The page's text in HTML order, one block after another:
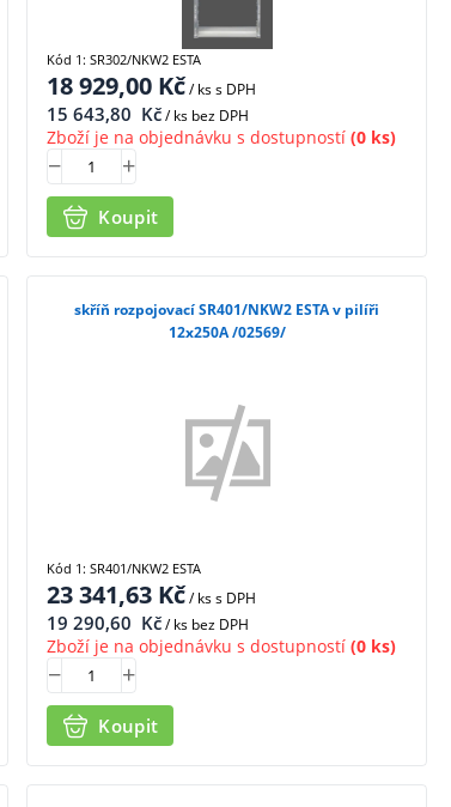
18 929,00 Kč/ kss DPH
15 643,80 Kč/ ks bez DPH
Zboží je na objednávku s dostupností (0 ks)
Koupit
Kód 1: SR302/NKW2 ESTA
skříň rozpojovací SR401/NKW2 ESTA v pilíři
12x250A /02569/
23 341,63 Kč/ kss DPH
19 290,60 Kč/ ks bez DPH
Zboží je na objednávku s dostupností (0 ks)
Koupit
Kód 1: SR401/NKW2 ESTA